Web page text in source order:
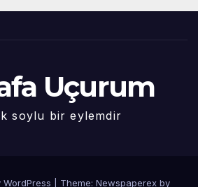
Uçurum
soylu bir eylemdir
Theme: Newspaperex by